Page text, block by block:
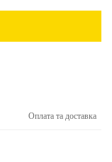
Оплата та доставка